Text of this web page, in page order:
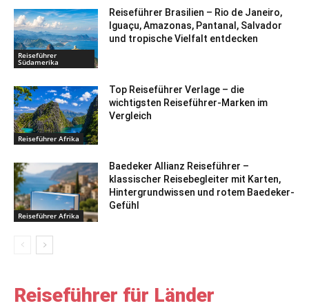
Reiseführer
Südamerika
Reiseführer Brasilien – Rio de Janeiro,
Iguaçu, Amazonas, Pantanal, Salvador
und tropische Vielfalt entdecken
Reiseführer Afrika
Top Reiseführer Verlage – die
wichtigsten Reiseführer-Marken im
Vergleich
Reiseführer Afrika
Baedeker Allianz Reiseführer –
klassischer Reisebegleiter mit Karten,
Hintergrundwissen und rotem Baedeker-
Gefühl
Reiseführer für Länder